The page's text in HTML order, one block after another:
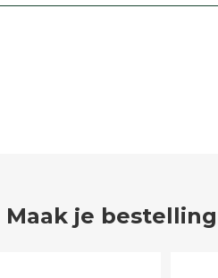
Maak je